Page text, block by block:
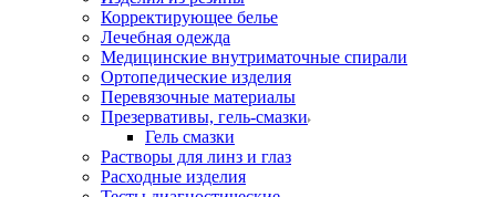
Корректирующее белье
Лечебная одежда
Медицинские внутриматочные спирали
Ортопедические изделия
Перевязочные материалы
Презервативы, гель-смазки
Гель смазки
Растворы для линз и глаз
Расходные изделия